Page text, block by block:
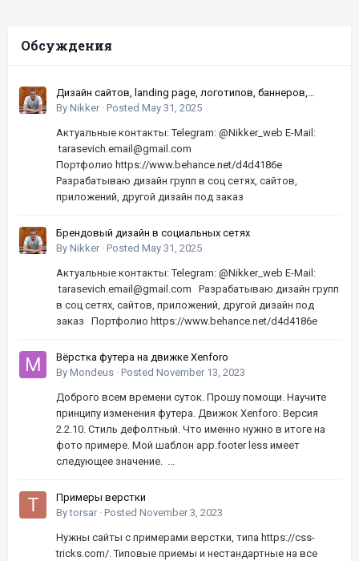
Обсуждения
Дизайн сайтов, landing page, логотипов, баннеров,
шапок | Высокое качество, по хорошей цене
By Nikker · Posted May 31, 2025
Актуальные контакты: Telegram: @Nikker_web E-Mail:
tarasevich.email@gmail.com
Портфолио https://www.behance.net/d4d4186e
Разрабатываю дизайн групп в соц сетях, сайтов,
приложений, другой дизайн под заказ
Брендовый дизайн в социальных сетях
By Nikker · Posted May 31, 2025
Актуальные контакты: Telegram: @Nikker_web E-Mail:
tarasevich.email@gmail.com Разрабатываю дизайн групп
в соц сетях, сайтов, приложений, другой дизайн под
заказ Портфолио https://www.behance.net/d4d4186e
Вёрстка футера на движке Xenforo
By Mondeus · Posted November 13, 2023
Доброго всем времени суток. Прошу помощи. Научите
принципу изменения футера. Движок Xenforo. Версия
2.2.10. Стиль дефолтный. Что именно нужно в итоге на
фото примере. Мой шаблон app.footer less имеет
следующее значение. ...
Примеры верстки
Bytorsar · Posted November 3, 2023
Нужны сайты с примерами верстки, типа https://css-
tricks.com/. Типовые приемы и нестандартные на все